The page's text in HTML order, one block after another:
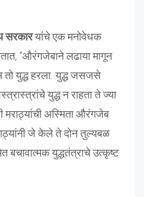
सरकारयांचे एक मनोवेधक
“औरंगजेबाने लढाया मागून
युद्ध हरला.युद्ध जसजसे
युद्ध न राहता ते ज्या
मराठ्यांची अस्मिता औरंगजेब
जे केले ते दोन तुल्यबळ
बचावात्मक युद्धतंत्राचे उत्कृष्ट